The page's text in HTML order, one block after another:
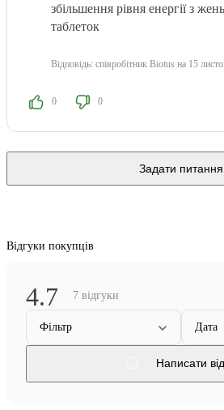
збільшення рівня енергії з
таблеток
Відповідь: співробітник Biotus на 15
0 0
Задати питання
Відгуки покупців
4.7 7 відгуки
Фільтр Дата
Написати